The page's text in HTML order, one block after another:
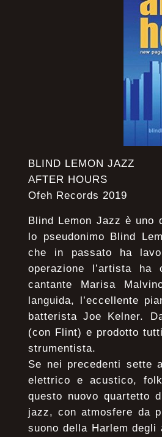
BLIND LEMON JAZZ
AFTER HOURS
Ofeh Records 2019
Blind Lemon Jazz è uno
lo pseudonimo Blind
che in passato ha
operazione l’artista
cantante Marisa
languida, l’eccellente
batterista Joe Kelner.
(con Flint) e prodotto
strumentista.
Se nei precedenti sette
elettrico e acustico,
questo nuovo quartetto
jazz, con atmosfere da
suono della Harlem